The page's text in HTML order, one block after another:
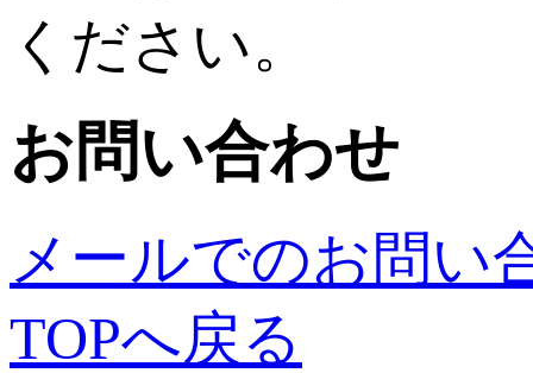
ください。
お問い合わせ
メールでのお問い
TOPへ戻る